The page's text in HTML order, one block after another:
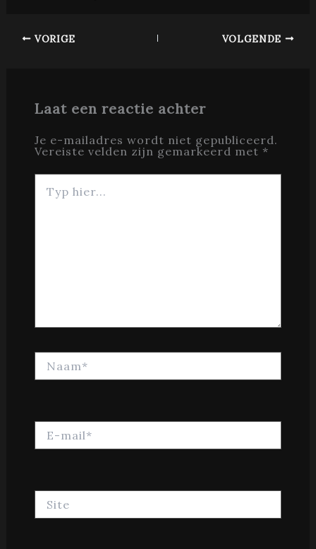
VORIGE VOLGENDE
Laat een reactie achter
Je e-mailadres wordt niet gepubliceerd.
Vereiste velden zijn gemarkeerd met *
hier...
mail*